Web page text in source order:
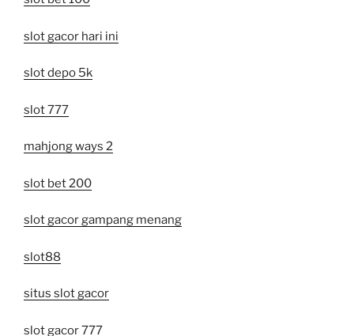
slot gacor hari ini
slot depo 5k
slot 777
mahjong ways 2
slot bet 200
slot gacor gampang menang
slot88
situs slot gacor
slot gacor 777